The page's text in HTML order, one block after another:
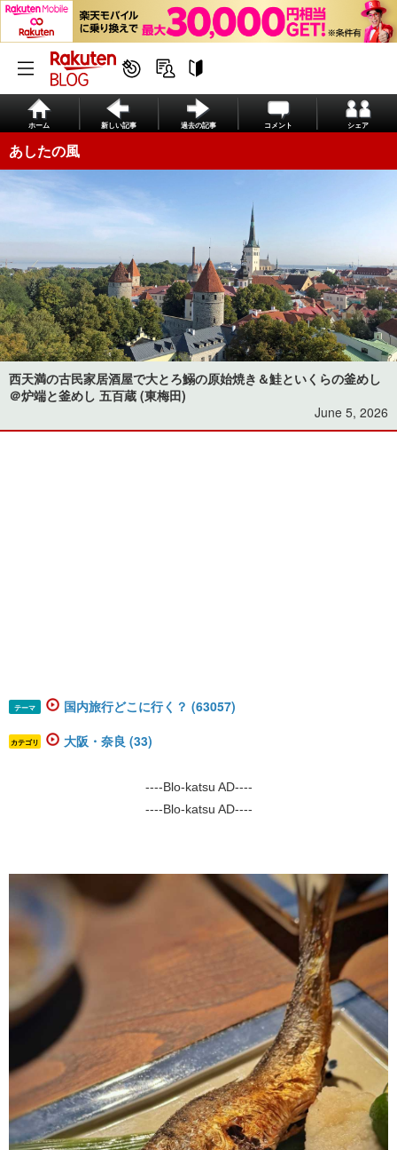
ホーム 新しい記事 過去の記事 コメント シェア
あしたの風
西天満の古民家居酒屋で大とろ鰯の原始焼き＆鮭といくらの釜めし
＠炉端と釜めし 五百蔵 (東梅田)
June 5, 2026
テーマ 国内旅行どこに行く？ (63057)
カテゴリ 大阪・奈良 (33)
----Blo-katsu AD----
----Blo-katsu AD----